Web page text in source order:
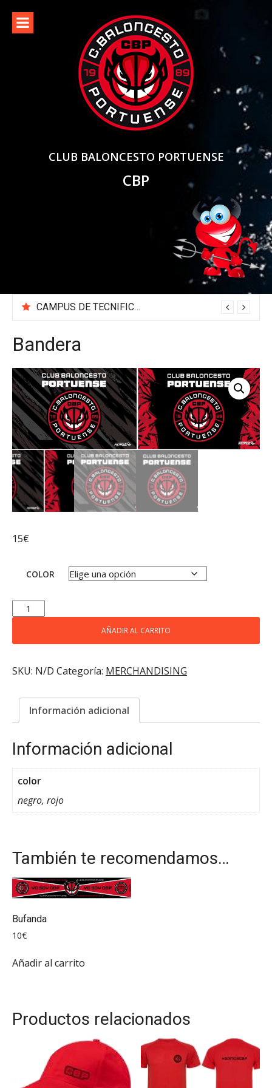
content
CLUB BALONCESTO PORTUENSE
CBP
CAMPUS DE TECNIFICACIÓN 2026 «BEA SÁNCHEZ»
Bandera
15€
COLOR
BANDERA
CANTIDAD
AÑADIR AL CARRITO
SKU: N/D Categoría: MERCHANDISING
Información adicional
Información adicional
color
negro, rojo
También te recomendamos…
Bufanda
10€
Añadir al carrito
Productos relacionados